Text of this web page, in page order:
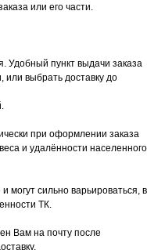
или его части.
Удобный пункт выдачи заказа
или выбрать доставку до
при оформлении заказа
и удалённости населенного
могут сильно варьироваться, в
ТК.
Вам на почту после